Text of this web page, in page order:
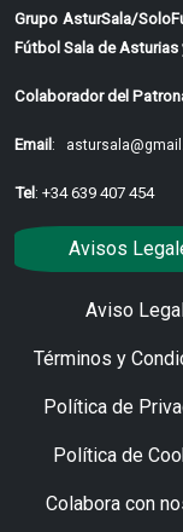
Grupo AsturSala/
Fútbol Sala de Asturias
Colaborador del
Email:
Tel: +34 639 407 454
Avisos
Aviso
Términos y
Política de
Política de
Colabora con